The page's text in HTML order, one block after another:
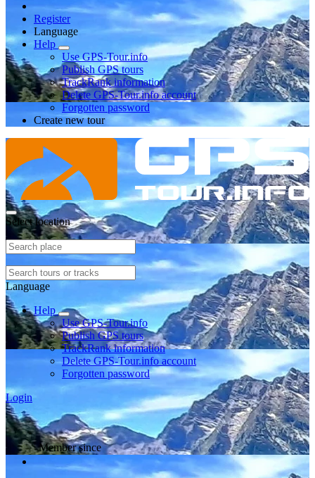
Register
Language
Help
Use GPS-Tour.info
Publish GPS tours
TrackRank information
Delete GPS-Tour.info account
Forgotten password
Create new tour
Select location
Language
Help
Use GPS-Tour.info
Publish GPS tours
TrackRank information
Delete GPS-Tour.info account
Forgotten password
Login
Member since